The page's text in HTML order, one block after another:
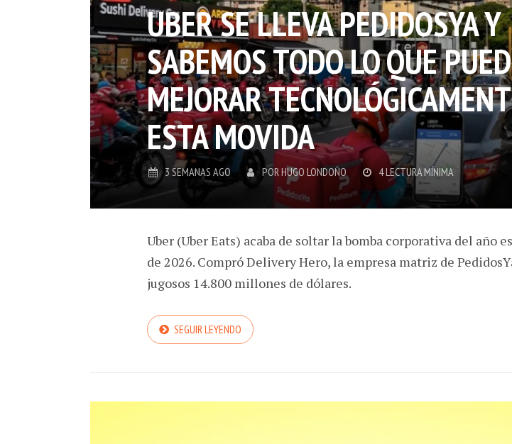
UBER SE LLEVA PEDIDOSYA Y
SABEMOS TODO LO QUE
MEJORAR
ESTA MOVIDA
3 SEMANAS AGO POR HUGO LONDOÑO 4 LECTURA MÍNIMA
Uber (Uber Eats) acaba de soltar la bomba corporativa del año
de 2026. Compró Delivery Hero, la empresa matriz de
jugosos 14.800 millones de dólares.
SEGUIR LEYENDO